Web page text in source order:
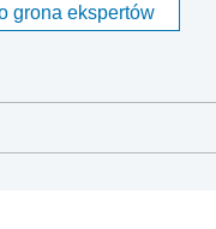
grona ekspertów